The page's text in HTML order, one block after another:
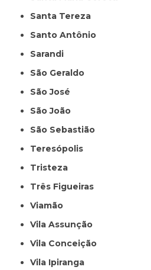
Santa Tereza
Santo Antônio
Sarandi
São Geraldo
São José
São João
São Sebastião
Teresópolis
Tristeza
Três Figueiras
Viamão
Vila Assunção
Vila Conceição
Vila Ipiranga